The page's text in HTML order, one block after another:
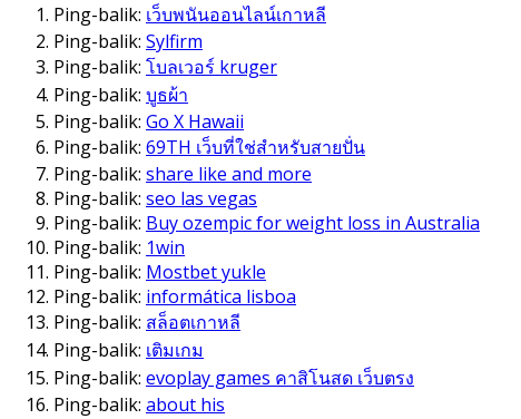
Ping-balik: เว็บพนันออนไลน์เกาหลี
Ping-balik: Sylfirm
Ping-balik: โบลเวอร์ kruger
Ping-balik: บูธผ้า
Ping-balik: Go X Hawaii
Ping-balik: 69TH เว็บที่ใช่สำหรับสายปั่น
Ping-balik: share like and more
Ping-balik: seo las vegas
Ping-balik: Buy ozempic for weight loss in Australia
Ping-balik: 1win
Ping-balik: Mostbet yukle
Ping-balik: informática lisboa
Ping-balik: สล็อตเกาหลี
Ping-balik: เติมเกม
Ping-balik: evoplay games คาสิโนสด เว็บตรง
Ping-balik: about his